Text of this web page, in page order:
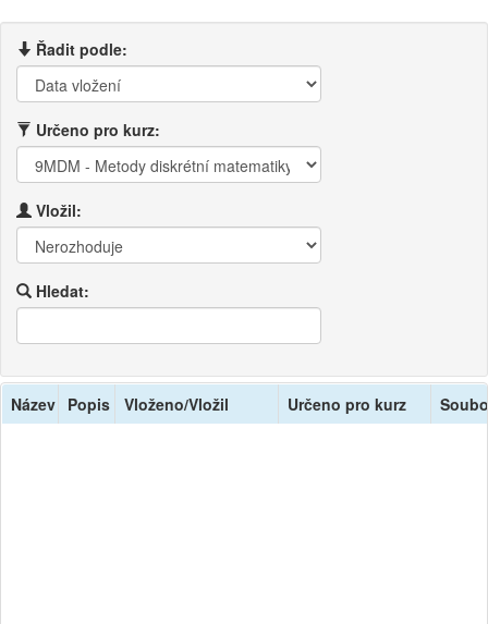
Řadit podle:
Určeno pro kurz:
Vložil:
Hledat:
Název Popis Vloženo/Vložil Určeno pro kurz